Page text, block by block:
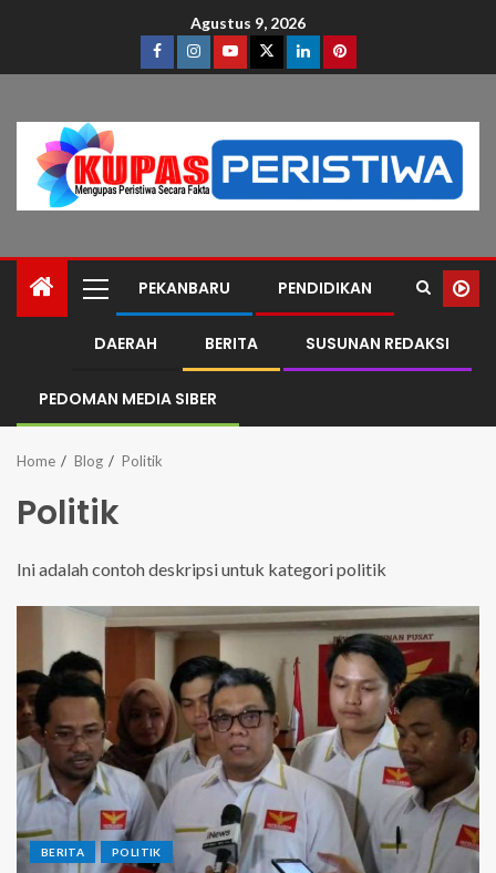
Agustus 9, 2026
PEKANBARU PENDIDIKAN
DAERAH BERITA SUSUNAN REDAKSI
PEDOMAN MEDIA SIBER
Home Blog Politik
Politik
Ini adalah contoh deskripsi untuk kategori politik
BERITA POLITIK